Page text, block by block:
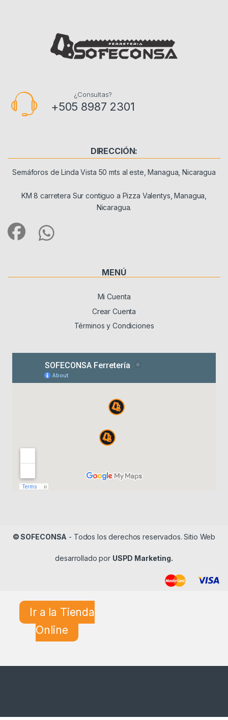
¿Consultas?
+505 8987 2301
DIRECCIÓN:
Semáforos de Linda Vista 50 mts al este, Managua, Nicaragua
KM 8 carretera Sur contiguo a Pizza Valentys, Managua,
Nicaragua.
MENÚ
Mi Cuenta
Crear Cuenta
Términos y Condiciones
© SOFECONSA - Todos los derechos reservados. Sitio Web
desarrollado por USPD Marketing.
Ir a la Tienda
Online